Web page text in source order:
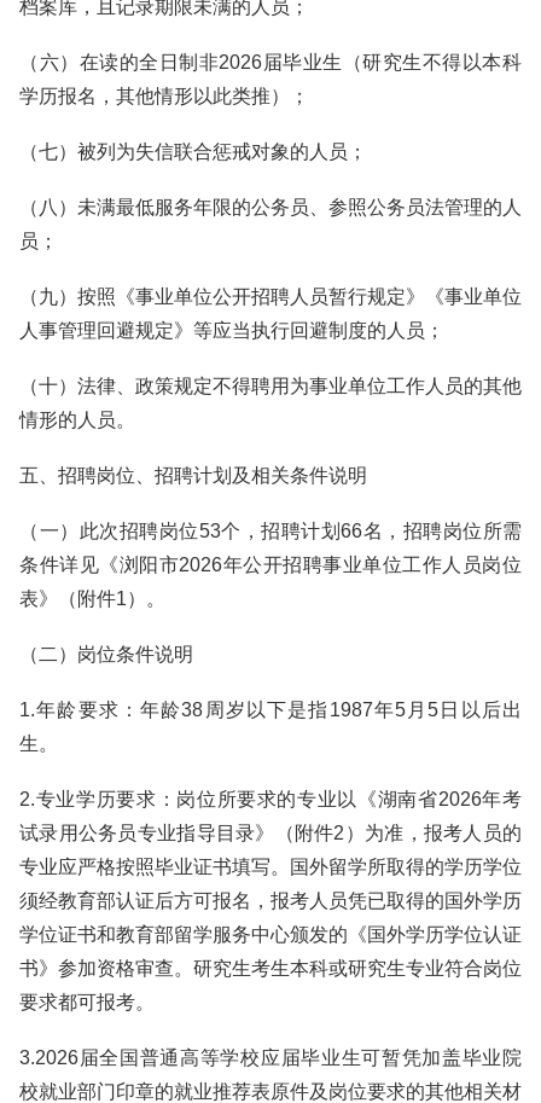
档案库，且记录期限未满的人员；
（六）在读的全日制非2026届毕业生（研究生不得以本科
学历报名，其他情形以此类推）；
（七）被列为失信联合惩戒对象的人员；
（八）未满最低服务年限的公务员、参照公务员法管理的人
员；
（九）按照《事业单位公开招聘人员暂行规定》《事业单位
人事管理回避规定》等应当执行回避制度的人员；
（十）法律、政策规定不得聘用为事业单位工作人员的其他
情形的人员。
五、招聘岗位、招聘计划及相关条件说明
（一）此次招聘岗位53个，招聘计划66名，招聘岗位所需
条件详见《浏阳市2026年公开招聘事业单位工作人员岗位
表》（附件1）。
（二）岗位条件说明
1.年龄要求：年龄38周岁以下是指1987年5月5日以后出
生。
2.专业学历要求：岗位所要求的专业以《湖南省2026年考
试录用公务员专业指导目录》（附件2）为准，报考人员的
专业应严格按照毕业证书填写。国外留学所取得的学历学位
须经教育部认证后方可报名，报考人员凭已取得的国外学历
学位证书和教育部留学服务中心颁发的《国外学历学位认证
书》参加资格审查。研究生考生本科或研究生专业符合岗位
要求都可报考。
3.2026届全国普通高等学校应届毕业生可暂凭加盖毕业院
校就业部门印章的就业推荐表原件及岗位要求的其他相关材